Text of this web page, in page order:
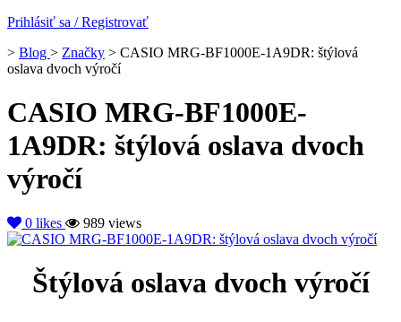
Prihlásiť sa / Registrovať
> Blog > Značky > CASIO MRG-BF1000E-1A9DR: štýlová
oslava dvoch výročí
CASIO MRG-BF1000E-
1A9DR: štýlová oslava dvoch
výročí
0 likes 989 views
Štýlová oslava dvoch výročí